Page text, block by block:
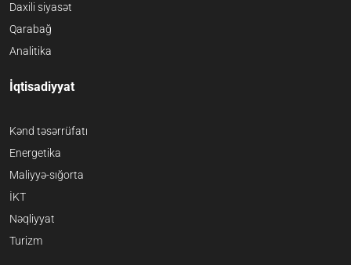
Daxili siyasət
Qarabağ
Analitika
İqtisadiyyat
Kənd təsərrüfatı
Energetika
Maliyyə-sığorta
İKT
Nəqliyyat
Turizm